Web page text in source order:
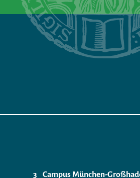
Campus München-